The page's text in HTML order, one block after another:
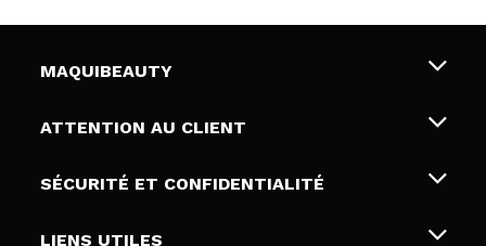
MAQUIBEAUTY
Qui sommes nous
Cartes-cadeaux
ATTENTION AU CLIENT
Livraison & retour
Modes de paiement
SÉCURITÉ ET CONFIDENTIALITÉ
Conditions et confidentialité
LIENS UTILES